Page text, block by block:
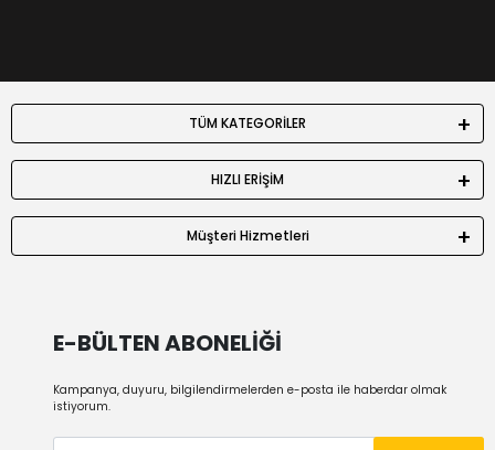
TÜM KATEGORİLER
HIZLI ERİŞİM
Müşteri Hizmetleri
E-BÜLTEN ABONELİĞİ
Kampanya, duyuru, bilgilendirmelerden e-posta ile haberdar olmak
istiyorum.